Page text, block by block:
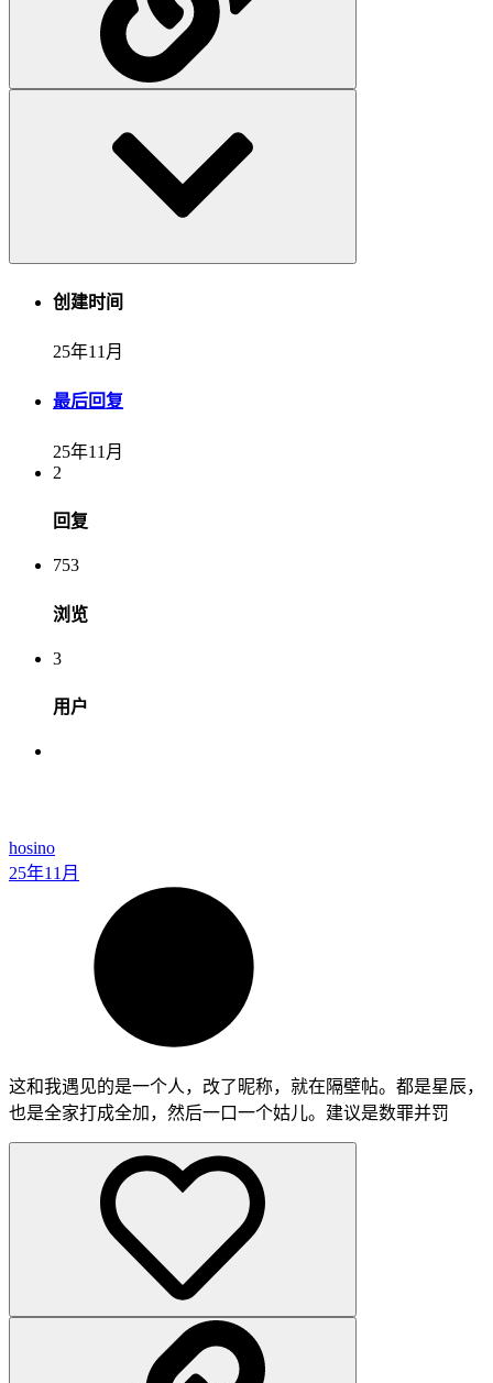
创建时间
25年11月
最后回复
25年11月
2
回复
753
浏览
3
用户
hosino
25年11月
这和我遇见的是一个人，改了昵称，就在隔壁帖。都是星辰，
也是全家打成全加，然后一口一个姑儿。建议是数罪并罚